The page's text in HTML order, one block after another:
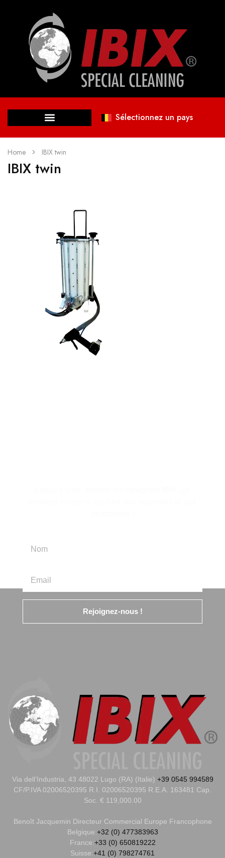
Sélectionnez un pays
Home IBIX twin
IBIX twin
Rejoignez-nous !
Via dell’Industria, 43 48022 Lugo (RA) (Italie) +39 0545 994589
CF/P.IVA 02006520395 R.I. 02006520395 R.E.A. 163481 Cap.
Soc. € 119,000.00
Benoît Jacquemin Directeur Commercial Europe Francophone
Belgique:+32 (0) 477383963
France:+33 (0) 650819222
Suisse:+41 (0) 798274761